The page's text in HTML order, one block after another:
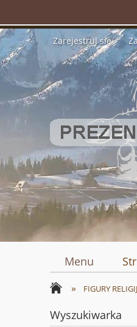
Zarejestruj się
Menu
» FIGURY
Wyszukiwarka